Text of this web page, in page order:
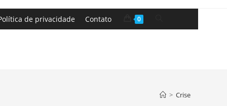
de privacidade Contato 0
> Crise